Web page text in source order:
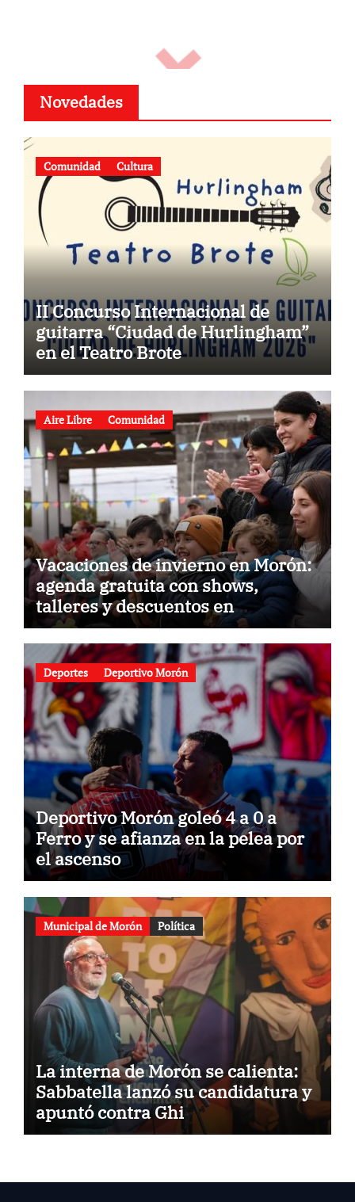
Novedades
Comunidad Cultura
II Concurso Internacional de
guitarra “Ciudad de Hurlingham”
en el Teatro Brote
Aire Libre Comunidad
Vacaciones de invierno en Morón:
agenda gratuita con shows,
talleres y descuentos en
gastronomía
Deportes Deportivo Morón
Deportivo Morón goleó 4 a 0 a
Ferro y se afianza en la pelea por
el ascenso
Municipal de Morón Política
La interna de Morón se calienta:
Sabbatella lanzó su candidatura y
apuntó contra Ghi